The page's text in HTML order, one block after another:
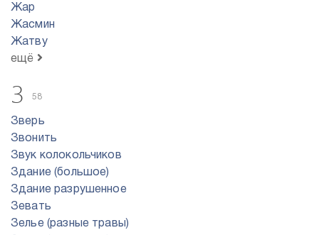
Жар
Жасмин
Жатву
ещё
З 58
Зверь
Звонить
Звук колокольчиков
Здание (большое)
Здание разрушенное
Зевать
Зелье (разные травы)